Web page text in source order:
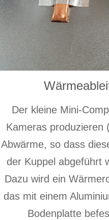
Der kleine Mini-
Kameras produzieren
Abwärme, so dass
der Kuppel abgeführt
Dazu wird ein
das mit einem
Bodenplatte